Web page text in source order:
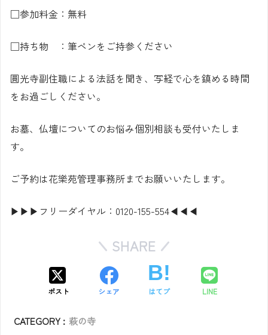
□参加料金：無料
□持ち物 ：筆ペンをご持参ください
圓光寺副住職による法話を聞き、写経で心を鎮める時間
をお過ごしください。
お墓、仏壇についてのお悩み個別相談も受付いたしま
す。
ご予約は花樂苑管理事務所までお願いいたします。
▶▶▶フリーダイヤル：0120-155-554◀◀◀
SHARE
ポスト シェア はてブ LINE
CATEGORY : 萩の寺